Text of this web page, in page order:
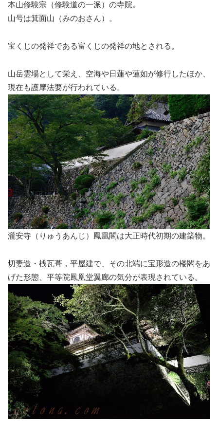
本山修験宗（修験道の一派）の寺院。
山号は箕面山（みのおさん）。
宝くじの発祥である富くじの発祥の地とされる。
山岳霊場として栄え、空海や日蓮や蓮如が修行したほか、
現在も護摩法要が行われている。
瀧安寺（りゅうあんじ）鳳凰閣は大正時代初期の建築物。
切妻造・桟瓦葺，平屋建で、その北端に宝形造の楼閣をあ
げた形態、平等院鳳凰堂翼廊の気分が表現されている。